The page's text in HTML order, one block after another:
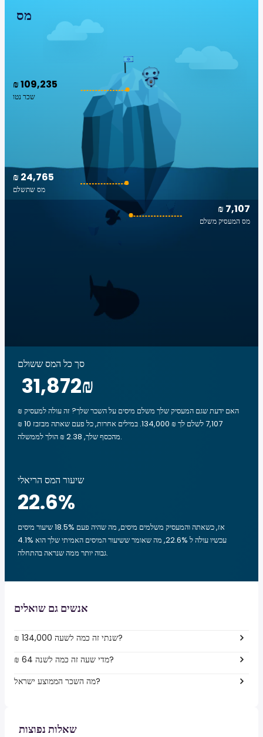
מס
₪ 109,235
שכר נטו
₪ 7,107
מס המעסיק משלם
₪ 24,765
מס שתשלם
סך כל המס ששולם
‏31,872 ‏₪
האם ידעת שגם המעסיק שלך משלם מיסים על השכר שלך? זה עולה למעסיק ₪
7,107 לשלם לך ₪ 134,000. במילים אחרות, כל פעם שאתה מבזבז ‏10 ‏₪
מהכסף שלך, ‏2.38 ‏₪ הולך לממשלה.
שיעור המס הריאלי
22.6%
אז, כשאתה והמעסיק משלמים מיסים, מה שהיה פעם 18.5% שיעור מיסים
עכשיו עולה ל 22.6%, מה שאומר ששיעור המיסים האמיתי שלך הוא 4.1%
גבוה יותר ממה שנראה בהתחלה.
אנשים גם שואלים
₪ 134,000 שנתי זה כמה לשעה?
₪ 64 מדי שעה זה כמה לשנה?
מה השכר הממוצע ישראל?
שאלות נפוצות